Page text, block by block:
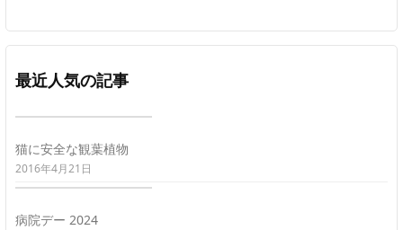
最近人気の記事
猫に安全な観葉植物
2016年4月21日
病院デー 2024